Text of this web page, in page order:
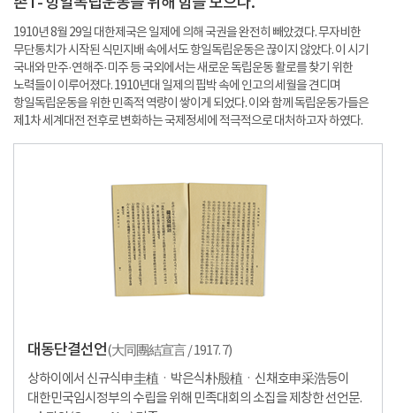
1910년 8월 29일 대한제국은 일제에 의해 국권을 완전히 빼았겼다. 무자비한
무단통치가 시작된 식민지배 속에서도 항일독립운동은 끊이지 않았다. 이 시기
국내와 만주·연해주·미주 등 국외에서는 새로운 독립운동 활로를 찾기 위한
노력들이 이루어졌다. 1910년대 일제의 핍박 속에 인고의 세월을 견디며
항일독립운동을 위한 민족적 역량이 쌓이게 되었다. 이와 함께 독립운동가들은
제1차 세계대전 전후로 변화하는 국제정세에 적극적으로 대처하고자 하였다.
대동단결선언(大同團結宣言 / 1917. 7)
상하이에서 신규식申圭植ㆍ박은식朴殷植ㆍ신채호申采浩등이
대한민국임시정부의 수립을 위해 민족대회의 소집을 제창한 선언문.